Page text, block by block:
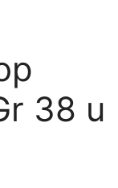
38 u